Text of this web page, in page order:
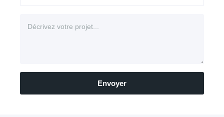
Envoyer